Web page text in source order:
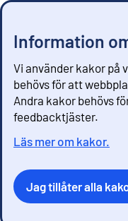
Information
Vi använder kakor på
behövs för att
Andra kakor behövs
feedbacktjäster.
Läs mer om kakor.
Jag tillåter alla